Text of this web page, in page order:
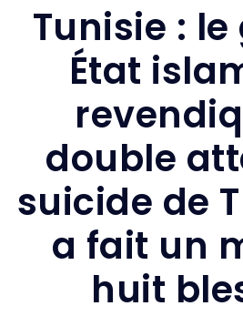
Tunisie :
État
double
suicide de
a fait un
huit